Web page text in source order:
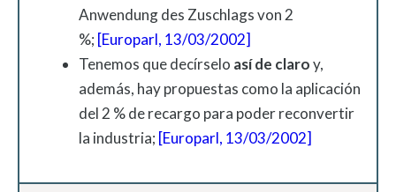
Anwendung des Zuschlags von 2
%; [Europarl, 13/03/2002]
Tenemos que decírselo así de claroy,
además, hay propuestas como la aplicación
del 2 % de recargo para poder reconvertir
la industria; [Europarl, 13/03/2002]